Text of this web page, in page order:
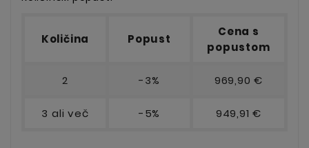
Količina Popust
Cena s
popustom
2 -3% 969,90 €
3 ali več -5% 949,91 €